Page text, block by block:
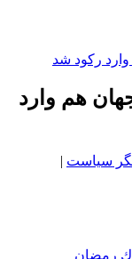
هم وارد
سیاست |